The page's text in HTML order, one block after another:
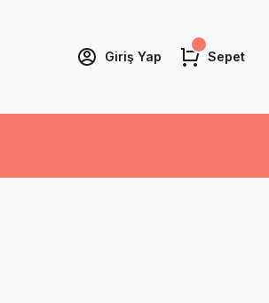
Giriş Yap Sepet